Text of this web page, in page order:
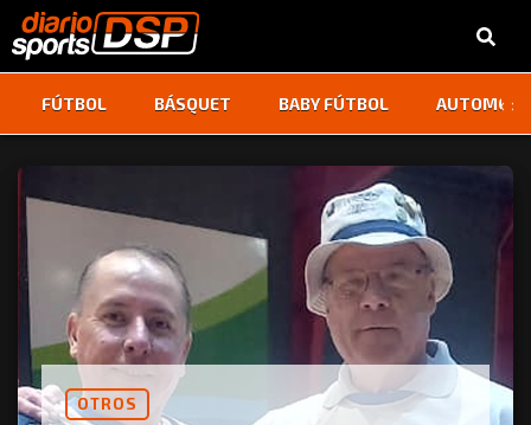
FÚTBOL BÁSQUET BABY FÚTBOL ‹ ›
OTROS